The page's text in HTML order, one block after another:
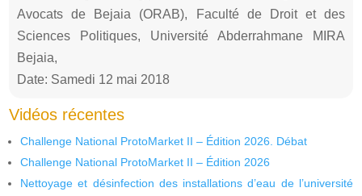
Avocats de Bejaia (ORAB), Faculté de Droit et des
Sciences Politiques, Université Abderrahmane MIRA
Bejaia,
Date: Samedi 12 mai 2018
Vidéos récentes
Challenge National ProtoMarket II – Édition 2026. Débat
Challenge National ProtoMarket II – Édition 2026
Nettoyage et désinfection des installations d’eau de l’université